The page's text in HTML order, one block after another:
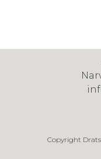
Copyright